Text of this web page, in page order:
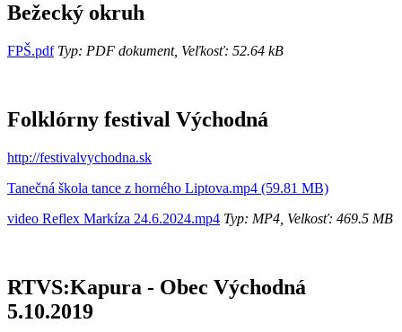
Bežecký okruh
FPŠ.pdfTyp: PDF dokument, Veľkosť: 52.64 kB
Folklórny festival Východná
http://festivalvychodna.sk
Tanečná škola tance z horného Liptova.mp4 (59.81 MB)
video Reflex Markíza 24.6.2024.mp4 Typ: MP4, Velkosť: 469.5 MB
RTVS:Kapura - Obec Východná
5.10.2019